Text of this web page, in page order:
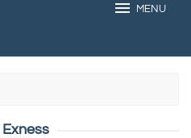
MENU
Exness